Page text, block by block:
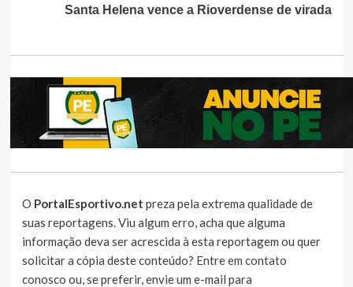
Santa Helena vence a Rioverdense de virada
O PortalEsportivo.net preza pela extrema qualidade de
suas reportagens. Viu algum erro, acha que alguma
informação deva ser acrescida à esta reportagem ou quer
solicitar a cópia deste conteúdo? Entre em contato
conosco ou, se preferir, envie um e-mail para